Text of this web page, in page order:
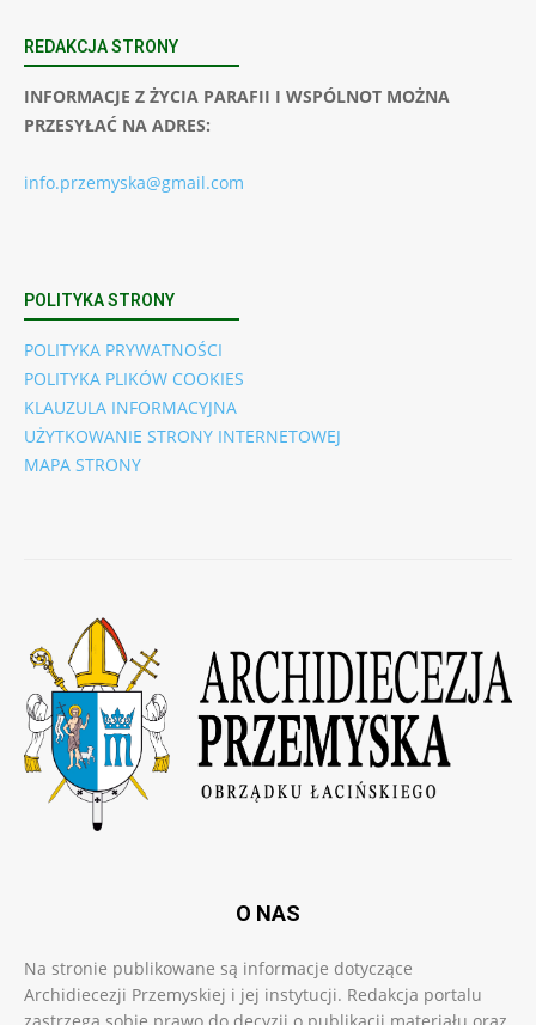
REDAKCJA STRONY
INFORMACJE Z ŻYCIA PARAFII I WSPÓLNOT MOŻNA
PRZESYŁAĆ NA ADRES:
info.przemyska@gmail.com
POLITYKA STRONY
POLITYKA PRYWATNOŚCI
POLITYKA PLIKÓW COOKIES
KLAUZULA INFORMACYJNA
UŻYTKOWANIE STRONY INTERNETOWEJ
MAPA STRONY
O NAS
Na stronie publikowane są informacje dotyczące
Archidiecezji Przemyskiej i jej instytucji. Redakcja portalu